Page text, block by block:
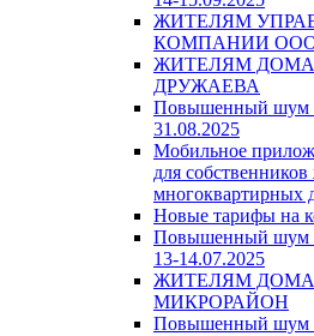
ЖИТЕЛЯМ
КОМПАНИИ ООО
ЖИТЕЛЯМ ДОМА
ДРУЖАЕВА
Повышенный шум
31.08.2025
Мобильное
для
многоквартирных
Новые тарифы на
Повышенный шум
13-14.07.2025
ЖИТЕЛЯМ ДОМА
МИКРОРАЙОН
Повышенный шум